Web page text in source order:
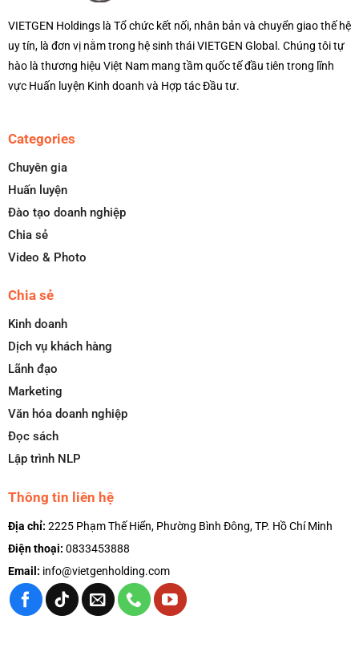
VIETGEN Holdings là Tổ chức kết nối, nhân bản và chuyển giao thế hệ
uy tín, là đơn vị nằm trong hệ sinh thái VIETGEN Global. Chúng tôi tự
hào là thương hiệu Việt Nam mang tầm quốc tế đầu tiên trong lĩnh
vực Huấn luyện Kinh doanh và Hợp tác Đầu tư.
Categories
Chuyên gia
Huấn luyện
Đào tạo doanh nghiệp
Chia sẻ
Video & Photo
Chia sẻ
Kinh doanh
Dịch vụ khách hàng
Lãnh đạo
Marketing
Văn hóa doanh nghiệp
Đọc sách
Lập trình NLP
Thông tin liên hệ
Địa chỉ: 2225 Phạm Thế Hiển, Phường Bình Đông, TP. Hồ Chí Minh
Điện thoại: 0833453888
Email: info@vietgenholding.com